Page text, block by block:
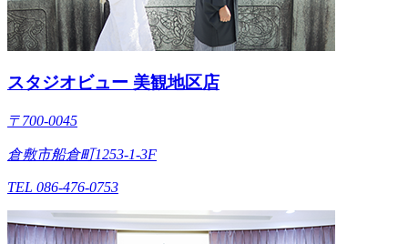
スタジオビュー 美観地区店
〒700-0045
倉敷市船倉町1253-1-3F
TEL 086-476-0753